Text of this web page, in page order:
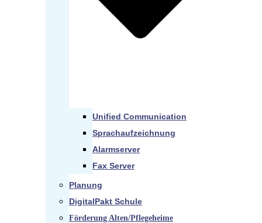
Unified Communication
Sprachaufzeichnung
Alarmserver
Fax Server
Planung
DigitalPakt Schule
Förderung Alten/Pflegeheime